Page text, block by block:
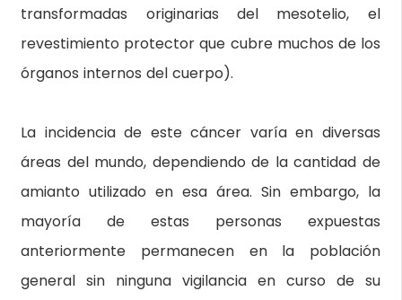
transformadas originarias del mesotelio, el
revestimiento protector que cubre muchos de los
órganos internos del cuerpo).
La incidencia de este cáncer varía en diversas
áreas del mundo, dependiendo de la cantidad de
amianto utilizado en esa área. Sin embargo, la
mayoría de estas personas expuestas
anteriormente permanecen en la población
general sin ninguna vigilancia en curso de su